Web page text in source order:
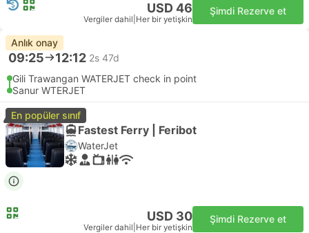
USD 46
Vergiler dahil Her bir yetişkin
Şimdi Rezerve et
Anlık onay
09:25 12:12 2s 47d
Gili Trawangan WATERJET check in point
Sanur WTERJET
En popüler sınıf
Fastest Ferry | Feribot
WaterJet
USD 30
Vergiler dahil Her bir yetişkin
Şimdi Rezerve et